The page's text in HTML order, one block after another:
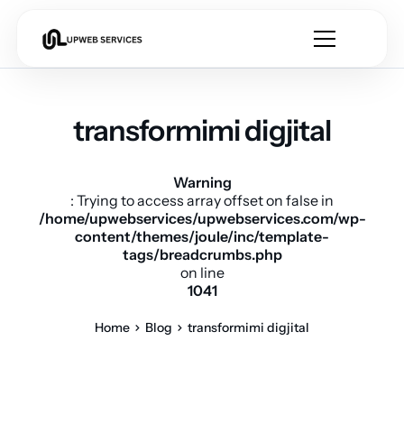
transformimi digjital
Warning
: Trying to access array offset on false in
/home/upwebservices/upwebservices.com/wp-
content/themes/joule/inc/template-
tags/breadcrumbs.php
on line
1041
Home Blog transformimi digjital